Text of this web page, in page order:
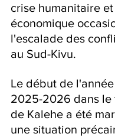
crise humanitaire et
économique
l'escalade des
au Sud-Kivu.
Le début de
2025-2026 dans le
de Kalehe a été
une situation